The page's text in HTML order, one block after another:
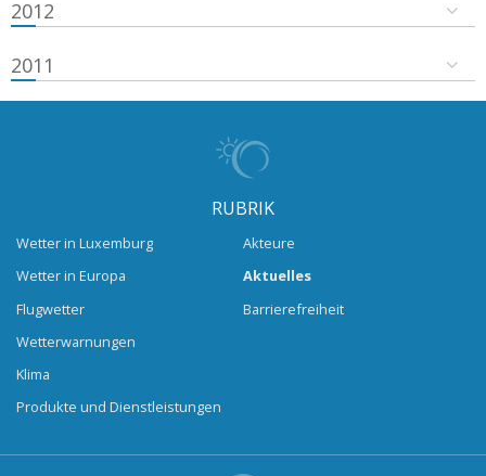
2012
2011
RUBRIK
Wetter in Luxemburg
Wetter in Europa
Flugwetter
Wetterwarnungen
Klima
Produkte und Dienstleistungen
Akteure
Aktuelles
Barrierefreiheit